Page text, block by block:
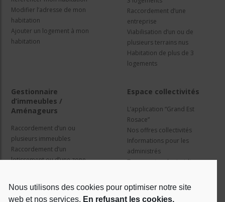
Nous utilisons des cookies pour optimiser notre site
web et nos services. En refusant les cookies,
Modifier l’adresse de mon
habitation
Ajouter un logement à mon
habitation
Raccordement d’une
entreprise
Viabilisation d’un ou de
plusieurs terrains nus
Habitation de plus de 3
logements
Gestionnaire
d’immeubles /
Aménageurs
Raccordement d’un ou
plusieurs immeubles
Raccordement d’un
lotissement ou d’une zone
Espace collectivités
L’application “Grand Est
Rosace”
Nos offres collectivités
Informations pour les
administrés
Travaux et cadre juridique